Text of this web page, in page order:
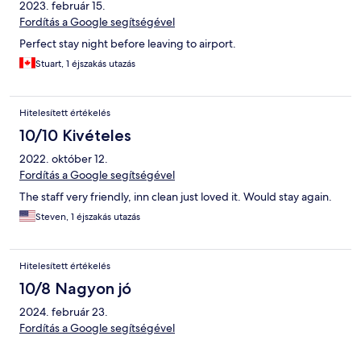
2023. február 15.
Fordítás a Google segítségével
Perfect stay night before leaving to airport.
Stuart, 1 éjszakás utazás
Hitelesített értékelés
10/10 Kivételes
2022. október 12.
Fordítás a Google segítségével
The staff very friendly, inn clean just loved it. Would stay again.
Steven, 1 éjszakás utazás
Hitelesített értékelés
10/8 Nagyon jó
2024. február 23.
Fordítás a Google segítségével